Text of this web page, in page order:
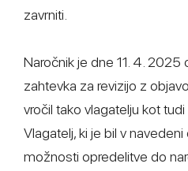
zavrniti.
Naročnik je dne 11. 4. 2025
zahtevka za revizijo z
vročil tako vlagatelju kot
Vlagatelj, ki je bil v
možnosti opredelitve do